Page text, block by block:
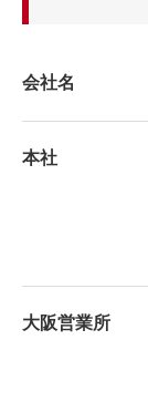
会社名
本社
大阪営業所